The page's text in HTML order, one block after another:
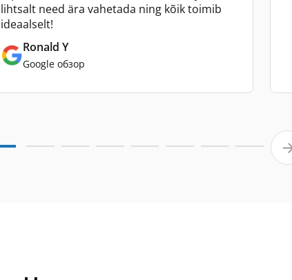
lihtsalt need ära vahetada ning kõik toimib
ideaalselt!
Ronald Y
Google обзор